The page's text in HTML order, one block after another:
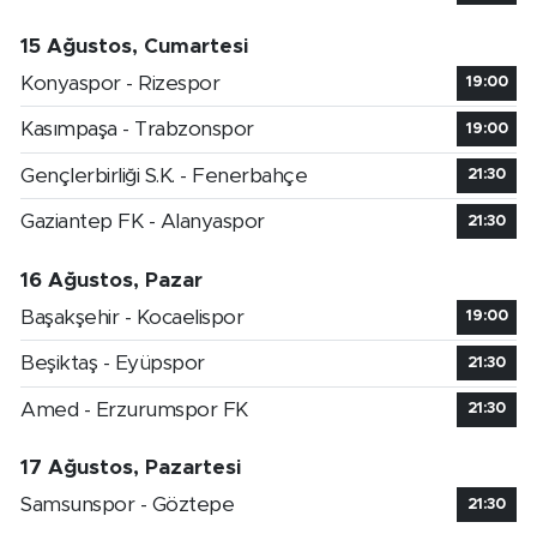
15 Ağustos, Cumartesi
Konyaspor - Rizespor
19:00
Kasımpaşa - Trabzonspor 19:00
Gençlerbirliği S.K. - Fenerbahçe 21:30
Gaziantep FK - Alanyaspor 21:30
16 Ağustos, Pazar
Başakşehir - Kocaelispor
19:00
Beşiktaş - Eyüpspor 21:30
Amed - Erzurumspor FK 21:30
17 Ağustos, Pazartesi
Samsunspor - Göztepe
21:30